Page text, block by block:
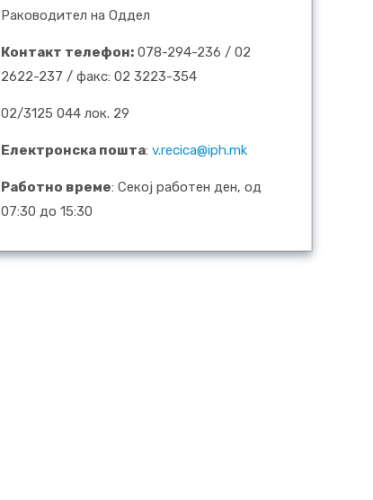
Раководител на Оддел
Контакт телефон: 078-294-236 / 02
2622-237 / факс: 02 3223-354
02/3125 044 лок. 29
Електронска пошта:v.recica@iph.mk
Работно време: Секој работен ден, од
07:30 до 15:30